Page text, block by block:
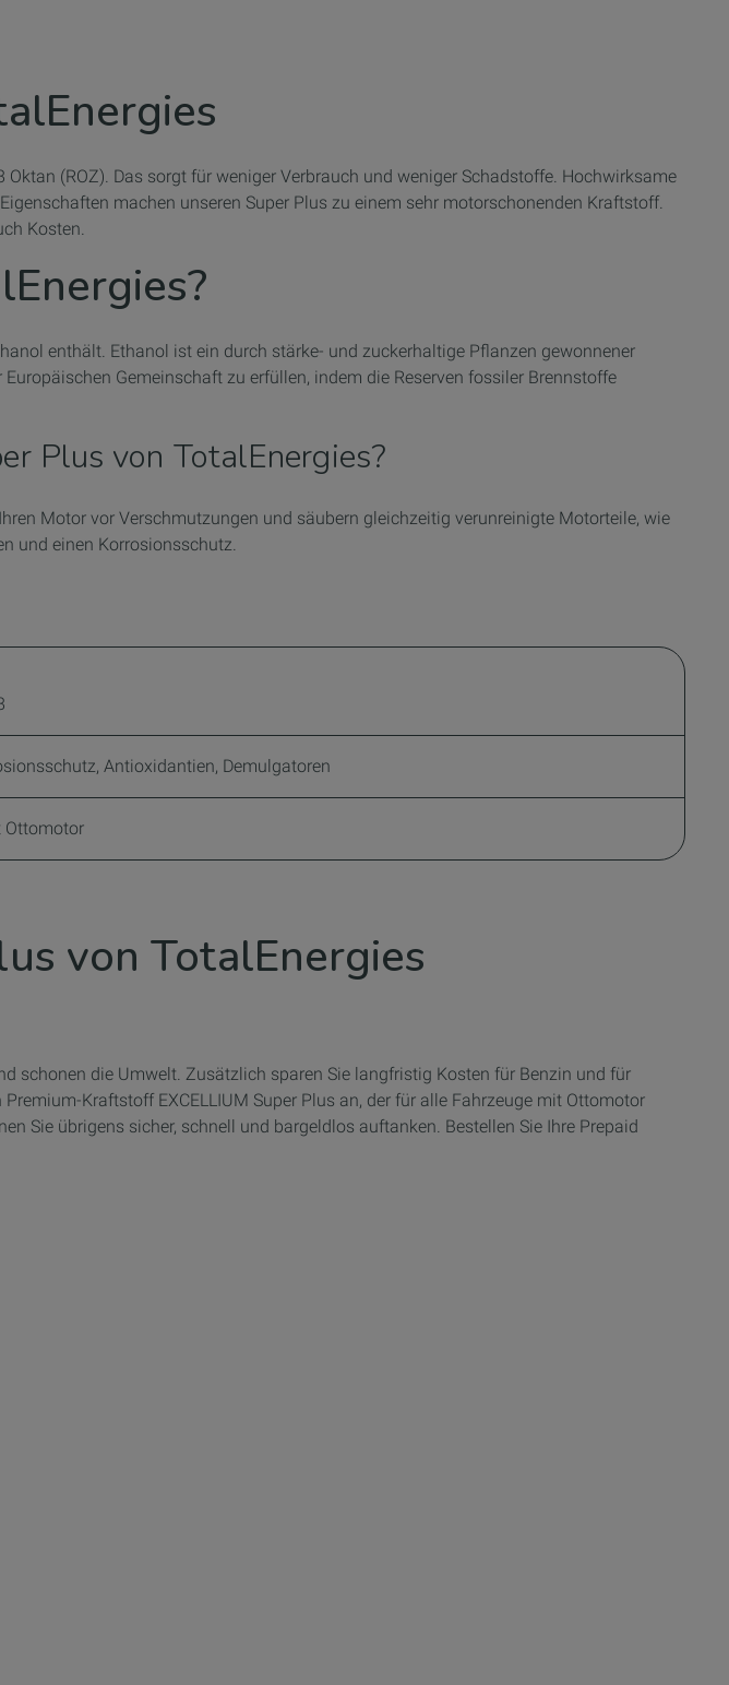
(ROZ). Das sorgt für weniger Verbrauch und weniger Schadstoffe. Hochwirksame
machen unseren Super Plus zu einem sehr motorschonenden Kraftstoff.
Kosten.
enthält. Ethanol ist ein durch stärke- und zuckerhaltige Pflanzen gewonnener
Gemeinschaft zu erfüllen, indem die Reserven fossiler Brennstoffe
Plus von TotalEnergies?
Motor vor Verschmutzungen und säubern gleichzeitig verunreinigte Motorteile, wie
und einen Korrosionsschutz.
Antioxidantien, Demulgatoren
Ottomotor
von TotalEnergies
schonen die Umwelt. Zusätzlich sparen Sie langfristig Kosten für Benzin und für
Kraftstoff EXCELLIUM Super Plus an, der für alle Fahrzeuge mit Ottomotor
Sie übrigens sicher, schnell und bargeldlos auftanken. Bestellen Sie Ihre Prepaid